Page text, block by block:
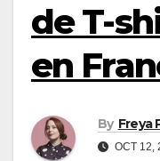
de T-
en
By Freya
OCT 12,